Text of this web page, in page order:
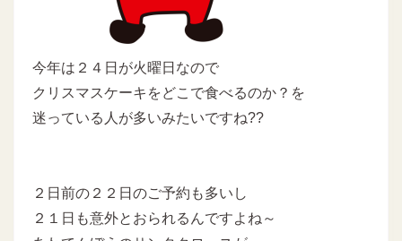
今年は２４日が火曜日なので
クリスマスケーキをどこで食べるのか？を
迷っている人が多いみたいですね??
２日前の２２日のご予約も多いし
２１日も意外とおられるんですよね～